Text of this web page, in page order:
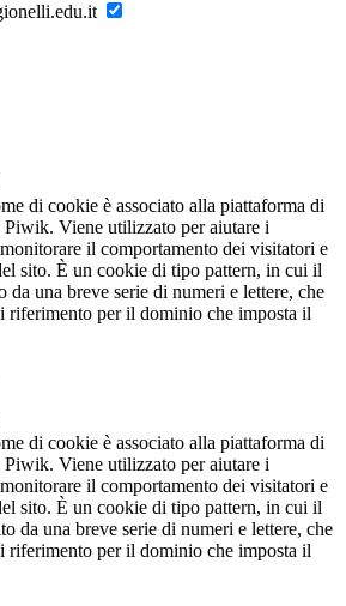
di cookie è associato alla piattaforma di
Piwik. Viene utilizzato per aiutare i
il comportamento dei visitatori e
sito. È un cookie di tipo pattern, in cui il
da una breve serie di numeri e lettere, che
riferimento per il dominio che imposta il
di cookie è associato alla piattaforma di
Piwik. Viene utilizzato per aiutare i
il comportamento dei visitatori e
sito. È un cookie di tipo pattern, in cui il
da una breve serie di numeri e lettere, che
riferimento per il dominio che imposta il